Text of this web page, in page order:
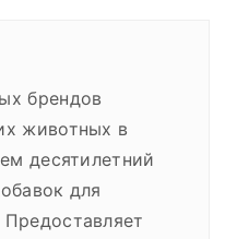
брендов
животных в
десятилетний
для